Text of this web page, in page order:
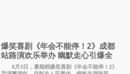
爆笑喜剧《年会不能停！2》成都
站路演欢乐举办 幽默走心引爆全
场共鸣
8月3日，暑期档爆笑喜剧《年会不能停！2》